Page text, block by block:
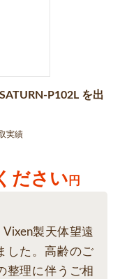
P102L を出
実績
ださい 円
製天体望遠
した。高齢のご
整理に伴うご相